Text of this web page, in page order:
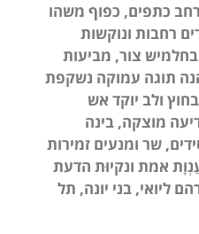
כתפים, כפוף משהו
רחבות ונוקשות
בחלמיש צור, מביעות
תוגה עמוקה נשקפת
ולב יוקד אש
מוצקה, בינה
שר ומנעים זמירות
אמת ונקיוּת הדעת
ליואי, בני יונה, תל